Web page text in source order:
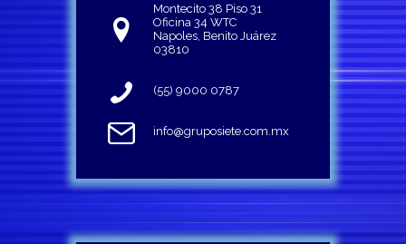
Montecito 38 Piso 31
Oficina 34 WTC
Napoles, Benito Juárez
03810
(55) 9000 0787
info@gruposiete.com.mx